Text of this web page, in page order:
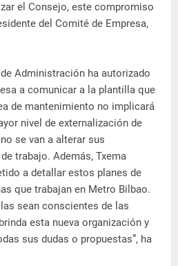
el Consejo, este compromiso
del Comité de Empresa,
Administración ha autorizado
a comunicar a la plantilla que
de mantenimiento no implicará
nivel de externalización de
se van a alterar sus
trabajo. Además, Txema
a detallar estos planes de
que trabajan en Metro Bilbao.
sean conscientes de las
esta nueva organización y
sus dudas o propuestas”, ha